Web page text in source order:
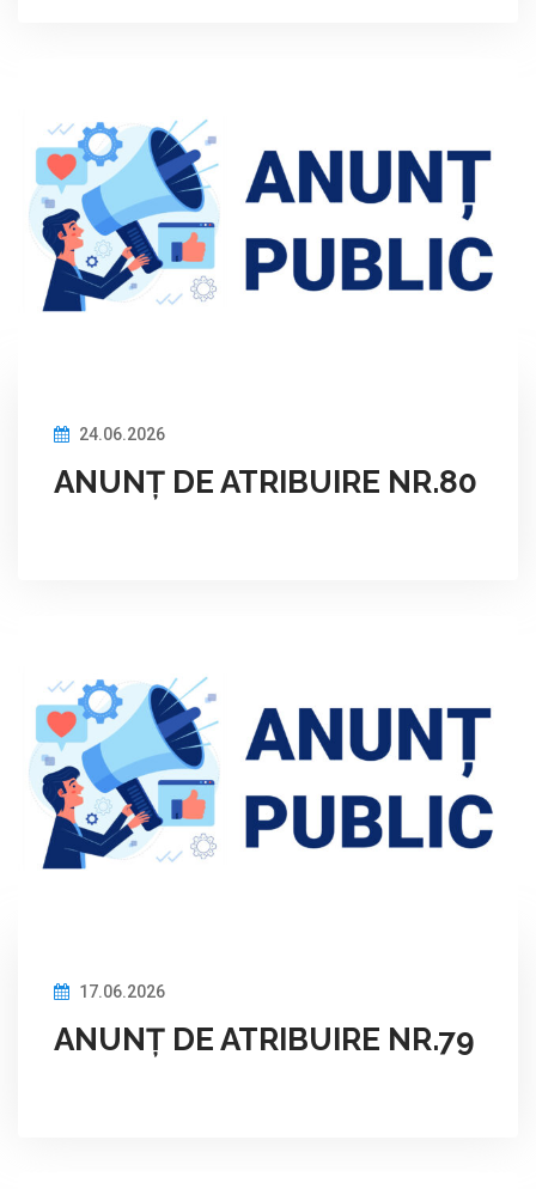
24.06.2026
ANUNȚ DE ATRIBUIRE NR.80
17.06.2026
ANUNȚ DE ATRIBUIRE NR.79